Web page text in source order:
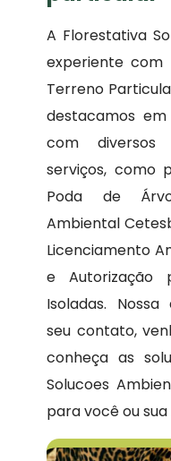
A Florestativa
experiente com
Terreno
destacamos
com
serviços, como
Poda de
Ambiental
Licenciamento
e Autorização
Isoladas.
seu contato,
conheça as
Solucoes
para você ou